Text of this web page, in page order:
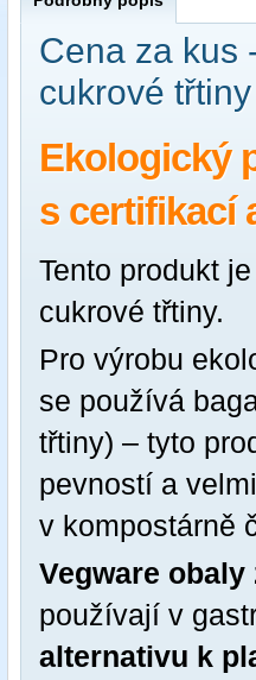
Cena za kus
cukrové
Ekologický
s certifikací
Tento produkt
cukrové třtiny.
Pro výrobu
se používá
třtiny) – tyto
pevností a
v kompostárně
Vegware
používají v
alternativu k